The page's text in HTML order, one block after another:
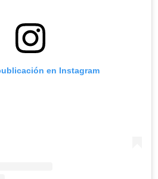
en Instagram